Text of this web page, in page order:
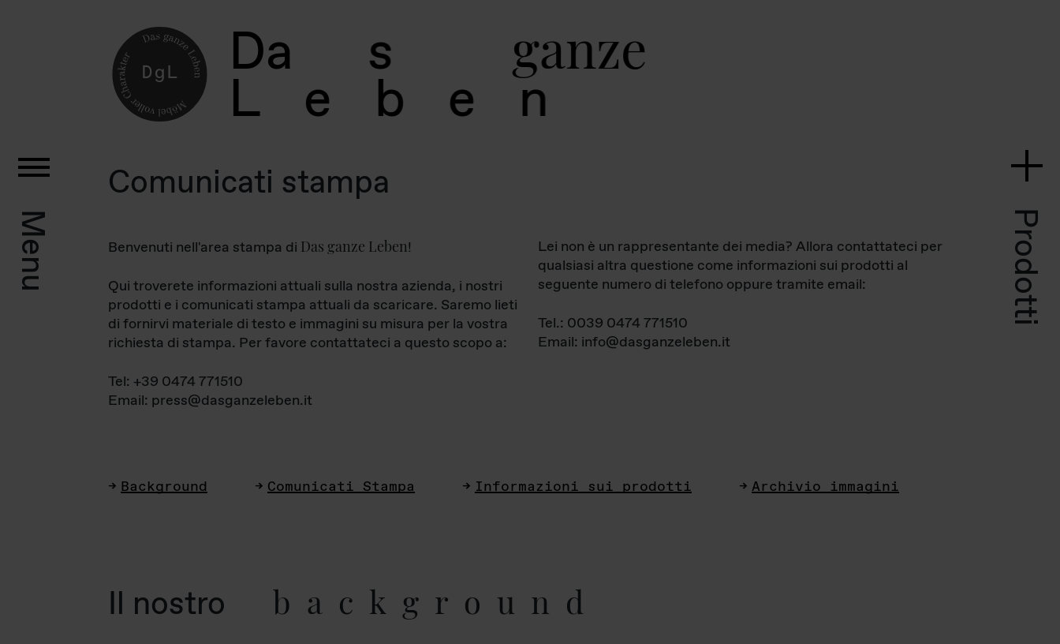
Da s ganz
L e b e
Menu Prodotti
Comunicati stampa
Benvenuti nell'area stampa di Das ganze Leben!
Qui troverete informazioni attuali sulla nostra azienda, i nostri
prodotti e i comunicati stampa attuali da scaricare. Saremo lieti
di fornirvi materiale di testo e immagini su misura per la vostra
richiesta di stampa. Per favore contattateci a questo scopo a:
Tel: +39 0474 771510
Email: press@dasganzeleben.it
Lei non è un rappresentante dei media? Allora contattateci per
qualsiasi altra questione come informazioni sui prodotti al
seguente numero di telefono oppure tramite email:
Tel.: 0039 0474 771510
Email: info@dasganzeleben.it
Background Comunicati Stampa Informazioni sui prodotti Archivio immagini
Il nostro background